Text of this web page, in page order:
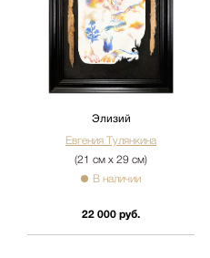
Элизий
Евгения Тулянкина
(21 см х 29 см)
В наличии
22 000 руб.